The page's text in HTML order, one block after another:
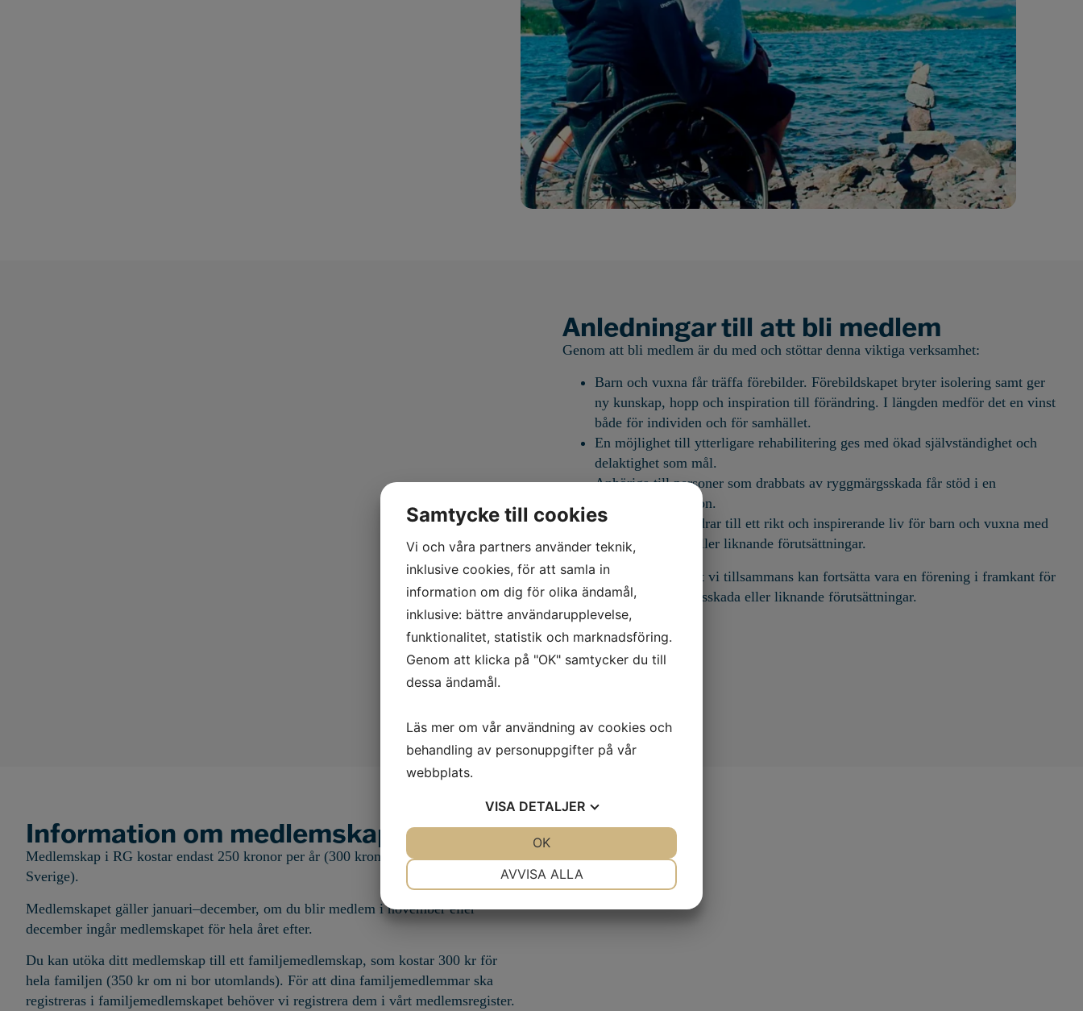
Anledningar till att bli medlem
Genom att bli medlem är du med och stöttar denna viktiga verksamhet:
Barn och vuxna får träffa förebilder. Förebildskapet bryter isolering samt ger
ny kunskap, hopp och inspiration till förändring. I längden medför det en vinst
både för individen och för samhället.
En möjlighet till ytterligare rehabilitering ges med ökad självständighet och
delaktighet som mål.
Anhöriga till personer som drabbats av ryggmärgsskada får stöd i en
utmanande situation.
Vi tillsammans bidrar till ett rikt och inspirerande liv för barn och vuxna med
ryggmärgsskada eller liknande förutsättningar.
Ditt medlemskap gör att vi tillsammans kan fortsätta vara en förening i framkant för
personer med ryggmärgsskada eller liknande förutsättningar.
Information om medlemskap
Medlemskap i RG kostar endast 250 kronor per år (300 kronor om du bor utanför
Sverige).
Medlemskapet gäller januari–december, om du blir medlem i november eller
december ingår medlemskapet för hela året efter.
Du kan utöka ditt medlemskap till ett familjemedlemskap, som kostar 300 kr för
hela familjen (350 kr om ni bor utomlands). För att dina familjemedlemmar ska
registreras i familjemedlemskapet behöver vi registrera dem i vårt medlemsregister.
Samtycke till cookies
Vi och våra partners använder teknik,
inklusive cookies, för att samla in
information om dig för olika ändamål,
inklusive: bättre användarupplevelse,
funktionalitet, statistik och marknadsföring.
Genom att klicka på "OK" samtycker du till
dessa ändamål.
Läs mer om vår användning av cookies och
behandling av personuppgifter på vår
webbplats.
VISA DETALJER
AVVISA ALLA
OK